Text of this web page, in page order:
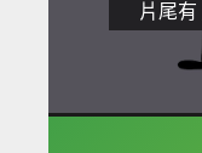
片尾有